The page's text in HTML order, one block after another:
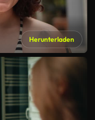
Herunterladen